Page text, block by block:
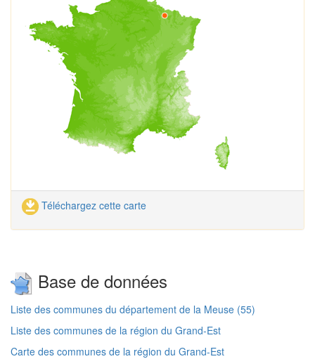
Téléchargez cette carte
Base de données
Liste des communes du département de la Meuse (55)
Liste des communes de la région du Grand-Est
Carte des communes de la région du Grand-Est